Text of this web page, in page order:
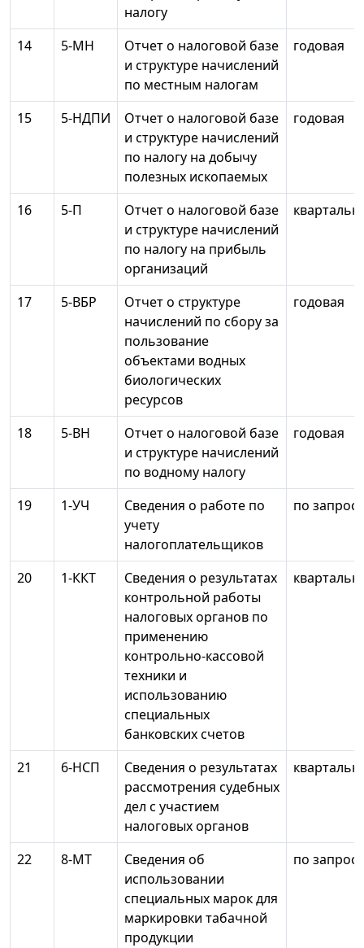
налогу
14
5-МН
Отчет о налоговой базе
и структуре начислений
по местным налогам
годовая
15 5-НДПИ
Отчет о налоговой базе
и структуре начислений
по налогу на добычу
полезных ископаемых
годовая
16 5-П
Отчет о налоговой базе
и структуре начислений
по налогу на прибыль
организаций
17 5-ВБР
Отчет о структуре
начислений по сбору за
пользование
объектами водных
биологических
ресурсов
годовая
18 5-ВН
Отчет о налоговой базе
и структуре начислений
по водному налогу
годовая
19 1-УЧ
Сведения о работе по
учету
налогоплательщиков
по запросу
20 1-ККТ
Сведения о результатах
контрольной работы
налоговых органов по
применению
контрольно-кассовой
техники и
использованию
специальных
банковских счетов
21 6-НСП
Сведения о результатах
рассмотрения судебных
дел с участием
налоговых органов
22 8-МТ
Сведения об
использовании
специальных марок для
маркировки табачной
продукции
по запросу